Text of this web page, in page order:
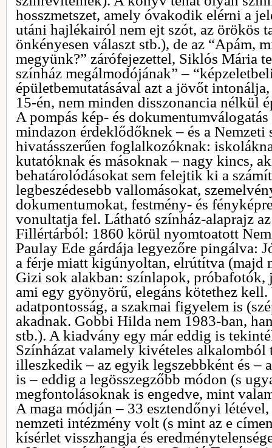
hosszmetszet, amely óvakodik elérni a
utáni hajlékairól nem ejt szót, az örökös
önkényesen választ stb.), de az “Apám,
megyünk?” zárófejezettel, Siklós Mária
színház megálmodójának” –
épületbemutatásával azt a jövőt
15-én, nem minden disszonancia nélkül
A pompás kép- és
mindazon érdeklődőknek – és a Nemzeti
hivatásszerűen foglalkozóknak:
kutatóknak és másoknak – nagy kincs,
behatárolódásokat sem felejtik ki a
legbeszédesebb vallomásokat,
dokumentumokat, festmény- és
vonultatja fel. Látható színház-alaprajz
Fillértárból: 1860 körül nyomtoatott
Paulay Ede gárdája legyezőre pingálva:
a férje miatt kigúnyoltan, elrútítva (majd
Gizi sok alakban: színlapok, próbafotók,
ami egy gyönyörű, elegáns kötethez kell.
adatpontosság, a szakmai figyelem is
akadnak. Gobbi Hilda nem 1983-ban,
stb.). A kiadvány egy már eddig is
Színházat valamely kivételes alkalomból
illeszkedik – az egyik legszebbként és –
is – eddig a legösszegzőbb módon (s
megfontolásoknak is engedve, mint
A maga módján – 33 esztendőnyi
nemzeti intézmény volt (s mint az e
kísérlet visszhangja és